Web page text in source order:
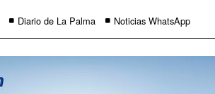
Diario de La Palma Noticias WhatsApp